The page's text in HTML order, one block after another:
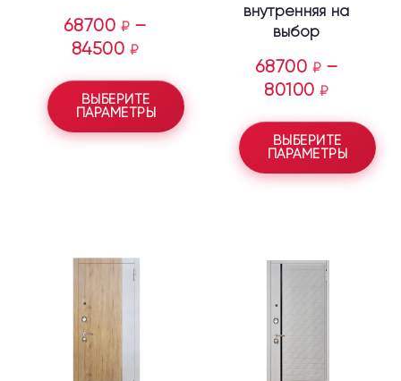
68700 ₽ –
84500 ₽
ВЫБЕРИТЕ
ПАРАМЕТРЫ
внутренняя на
выбор
68700 ₽ –
80100₽
ВЫБЕРИТЕ
ПАРАМЕТРЫ
товар
имеет
вариаций.
Опции
можно
товар
имеет
вариаций.
Опции
можно